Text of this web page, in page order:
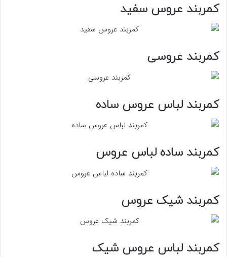
کمربند عروس سفید
کمربند عروسی
کمربند لباس عروس ساده
کمربند ساده لباس عروس
کمربند شیک عروس
کمربند لباس عروس شیک